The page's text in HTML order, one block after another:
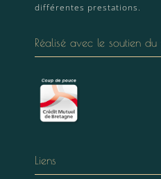
différentes prestations.
Réalisé avec le soutien
Liens